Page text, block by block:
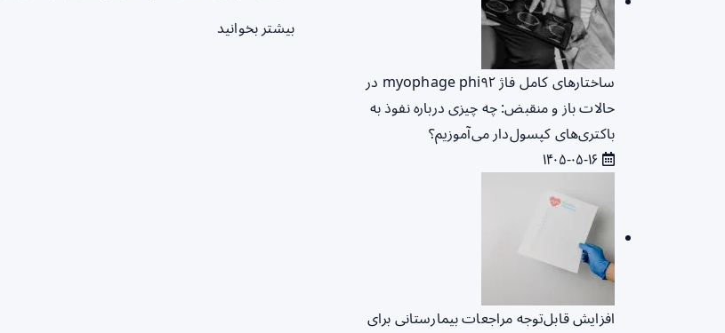
بیشتر بخوانید
ساختارهای کامل فاژ myophage phi۹۲ در
حالات باز و منقبض: چه چیزی درباره نفوذ به
باکتری‌های کپسول‌دار می‌آموزیم؟
افزایش قابل‌توجه مراجعات بیمارستانی برای